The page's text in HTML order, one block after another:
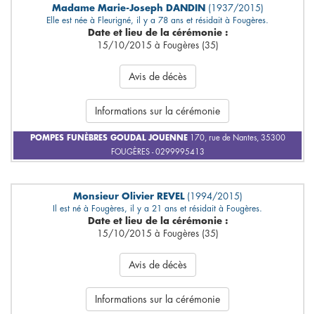
Madame Marie-Joseph DANDIN (1937/2015)
Elle est née à Fleurigné, il y a 78 ans et résidait à Fougères.
Date et lieu de la cérémonie :
15/10/2015 à Fougères (35)
Avis de décès
Informations sur la cérémonie
POMPES FUNÈBRES GOUDAL JOUENNE170, rue de Nantes, 35300
FOUGÈRES - 0299995413
Monsieur Olivier REVEL (1994/2015)
Il est né à Fougères, il y a 21 ans et résidait à Fougères.
Date et lieu de la cérémonie :
15/10/2015 à Fougères (35)
Avis de décès
Informations sur la cérémonie